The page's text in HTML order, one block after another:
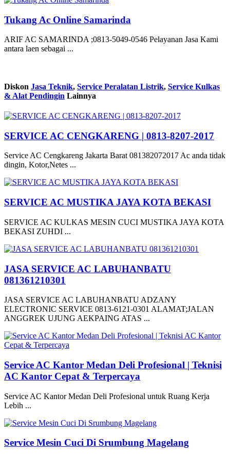
Tukang Ac Online Samarinda
ARIF AC SAMARINDA ;0813-5049-0546 Pelayanan Jasa Kami
antara laen sebagai ...
Diskon Jasa Teknik, Service Peralatan Listrik, Service Kulkas
& Alat Pendingin Lainnya
SERVICE AC CENGKARENG | 0813-8207-2017
Service AC Cengkareng Jakarta Barat 081382072017 Ac anda tidak
dingin, Kotor,Netes ...
SERVICE AC MUSTIKA JAYA KOTA BEKASI
SERVICE AC KULKAS MESIN CUCI MUSTIKA JAYA KOTA
BEKASI ZUHDI ...
JASA SERVICE AC LABUHANBATU
081361210301
JASA SERVICE AC LABUHANBATU ADZANY
ELECTRONIC SERVICE 0813-6121-0301 ALAMAT;JALAN
ANGGREK UJUNG AEKPAING ATAS ...
Service AC Kantor Medan Deli Profesional | Teknisi
AC Kantor Cepat & Terpercaya
Service AC Kantor Medan Deli Profesional untuk Ruang Kerja
Lebih ...
Service Mesin Cuci Di Srumbung Magelang